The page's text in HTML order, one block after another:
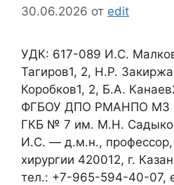
30.06.2026 от edit
УДК: 617-089 И.С.
Тагиров1, 2, Н.Р.
Коробков1, 2, Б.А.
ФГБОУ ДПО РМАНПО МЗ
ГКБ № 7 им. М.Н.
И.С. — д.м.н., профессор,
хирургии 420012, г.
тел.: +7-965-594-40-07,